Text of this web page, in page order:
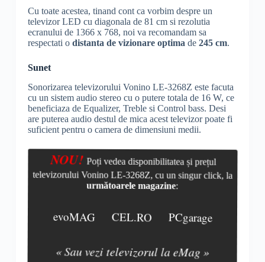
Cu toate acestea, tinand cont ca vorbim despre un
televizor LED cu diagonala de 81 cm si rezolutia
ecranului de 1366 x 768, noi va recomandam sa
respectati o distanta de vizionare optima de 245 cm.
Sunet
Sonorizarea televizorului Vonino LE-3268Z este facuta
cu un sistem audio stereo cu o putere totala de 16 W, ce
beneficiaza de Equalizer, Treble si Control bass. Desi
are puterea audio destul de mica acest televizor poate fi
suficient pentru o camera de dimensiuni medii.
NOU! Poți vedea disponibilitatea și prețul
televizorului Vonino LE-3268Z, cu un singur click, la
următoarele magazine:
evoMAG CEL.RO PCgarage
« Sau vezi televizorul la eMag »